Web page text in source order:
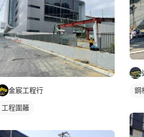
金宸工程行
工程圍籬
鋼